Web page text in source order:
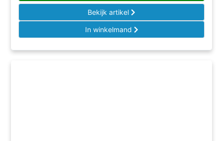
Bekijk artikel
In winkelmand